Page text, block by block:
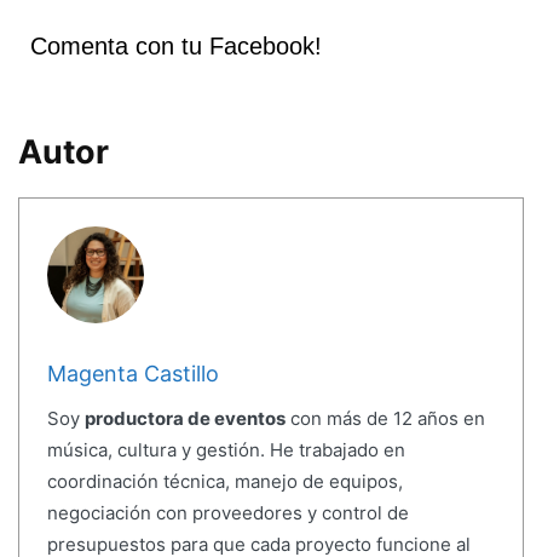
Comenta con tu Facebook!
Autor
Magenta Castillo
Soy productora de eventoscon más de 12 años en
música, cultura y gestión. He trabajado en
coordinación técnica, manejo de equipos,
negociación con proveedores y control de
presupuestos para que cada proyecto funcione al